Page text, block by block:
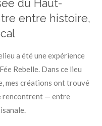
du Haut-
entre histoire,
a été une expérience
Rebelle. Dans ce lieu
mes créations ont trouvé
rencontrent — entre